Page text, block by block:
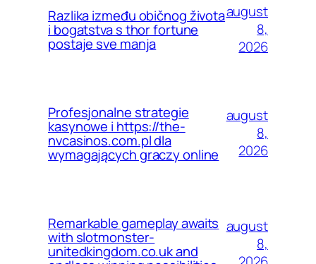
Razlika između običnog života
i bogatstva s thor fortune
postaje sve manja
august
8,
2026
Profesjonalne strategie
kasynowe i https://the-
nvcasinos.com.pl dla
wymagających graczy online
august
8,
2026
Remarkable gameplay awaits
with slotmonster-
unitedkingdom.co.uk and
august
8,